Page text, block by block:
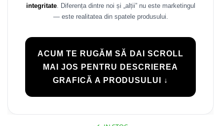
Rame adaptoare Nissan
Rame adaptoare Hyundai
Rame adaptoare Chevrolet
Rame adaptoare Mitsubishi
integritate. Diferența dintre noi și „alții” nu este marketingul
— este realitatea din spatele produsului.
ACUM TE RUGĂM SĂ DAI SCROLL
MAI JOS PENTRU DESCRIEREA
GRAFICĂ A PRODUSULUI ↓